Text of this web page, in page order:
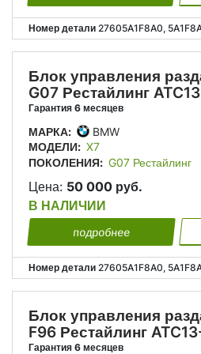
Номер детали 27605A1F8A0,
Блок управления
G07 Рестайлинг
Гарантия 6 месяцев
МАРКА:
BMW
МОДЕЛИ: X7
ПОКОЛЕНИЯ: G07 Рестайлинг
Цена: 50 000 руб.
В НАЛИЧИИ
подробнее
Номер детали 27605A1F8A0,
Блок управления
F96 Рестайлинг
Гарантия 6 месяцев